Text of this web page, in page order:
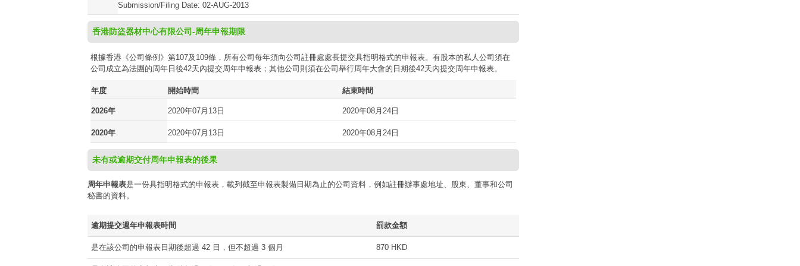
Submission/Filing Date: 02-AUG-2013
香港防盜器材中心有限公司-周年申報期限
根據香港《公司條例》第107及109條，所有公司每年須向公司註冊處處長提交具指明格式的申報表。有股本的私人公司須在
公司成立為法團的周年日後42天內提交周年申報表；其他公司則須在公司舉行周年大會的日期後42天內提交周年申報表。
年度 開始時間 結束時間
2026年 2020年07月13日 2020年08月24日
2020年 2020年07月13日 2020年08月24日
未有或逾期交付周年申報表的後果
周年申報表是一份具指明格式的申報表，載列截至申報表製備日期為止的公司資料，例如註冊辦事處地址、股東、董事和公司
秘書的資料。
逾期提交週年申報表時間 罰款金額
是在該公司的申報表日期後超過 42 日，但不超過 3 個月 870 HKD